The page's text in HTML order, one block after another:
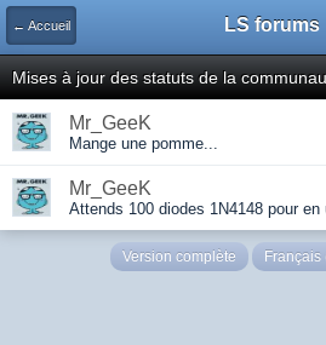
← Accueil LS forums
Mises à jour des statuts de la
Mr_GeeK
Mange une pomme...
Mr_GeeK
Attends 100 diodes 1N4148 pour en
Version complète Français